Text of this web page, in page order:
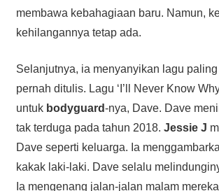
membawa kebahagiaan baru. Namun,
kehilangannya tetap ada.
Selanjutnya, ia menyanyikan lagu
pernah ditulis. Lagu ‘I’ll Never Know
untuk bodyguard-nya, Dave. Dave
tak terduga pada tahun 2018. Jessie J
Dave seperti keluarga. Ia
kakak laki-laki. Dave selalu
Ia mengenang jalan-jalan malam